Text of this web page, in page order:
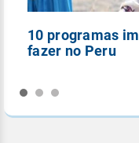
10 programas
fazer no Peru